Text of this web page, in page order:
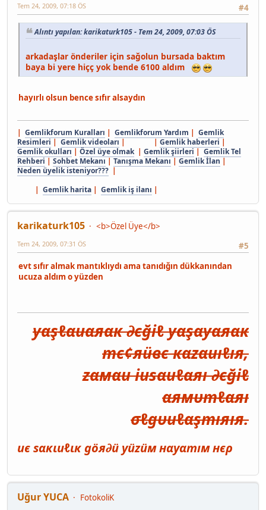
#4
Tem 24, 2009, 07:18 ÖS
Alıntı yapılan: karikaturk105 - Tem 24, 2009, 07:03 ÖS
arkadaşlar önderiler için sağolun bursada baktım
baya bi yere hiçç yok bende 6100 aldım
hayırlı olsun bence sıfır alsaydın
| Gemlikforum Kuralları | Gemlikforum Yardım | Gemlik
Resimleri | Gemlik videoları | | Gemlik haberleri |
Gemlik okulları | Özel üye olmak| Gemlik şiirleri | Gemlik Tel
Rehberi | Sohbet Mekanı | Tanışma Mekanı | Gemlik İlan |
Neden üyelik isteniyor??? |
| Gemlik harita | Gemlik iş ilanı |
karikaturk105
<b>Özel Üye</b>
#5
Tem 24, 2009, 07:31 ÖS
evt sıfır almak mantıklıydı ama tanıdığın dükkanından
ucuza aldım o yüzden
уαşℓαиαяαк ∂єğiℓ уαşαуαяαк
тє¢яüвє кαzαиıℓıя,
zαмαи iиѕαиℓαяı ∂єğiℓ
αямυтℓαяı
σℓgυиℓαşтıяıя.
иє ѕαкιиℓιк göя∂ü уüzüм нαуαтıм нєρ
Uğur YUCA
FotokoliK